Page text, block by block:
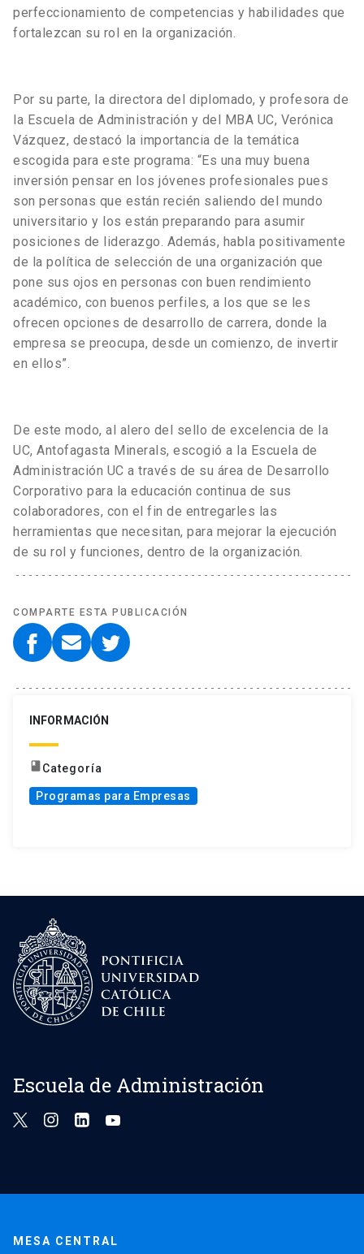
perfeccionamiento de competencias y habilidades que
fortalezcan su rol en la organización.
Por su parte, la directora del diplomado, y profesora de
la Escuela de Administración y del MBA UC, Verónica
Vázquez, destacó la importancia de la temática
escogida para este programa: “Es una muy buena
inversión pensar en los jóvenes profesionales pues
son personas que están recién saliendo del mundo
universitario y los están preparando para asumir
posiciones de liderazgo. Además, habla positivamente
de la política de selección de una organización que
pone sus ojos en personas con buen rendimiento
académico, con buenos perfiles, a los que se les
ofrecen opciones de desarrollo de carrera, donde la
empresa se preocupa, desde un comienzo, de invertir
en ellos”.
De este modo, al alero del sello de excelencia de la
UC, Antofagasta Minerals, escogió a la Escuela de
Administración UC a través de su área de Desarrollo
Corporativo para la educación continua de sus
colaboradores, con el fin de entregarles las
herramientas que necesitan, para mejorar la ejecución
de su rol y funciones, dentro de la organización.
COMPARTE ESTA PUBLICACIÓN
INFORMACIÓN
book Categoría
Programas para Empresas
Escuela de Administración
MESA CENTRAL